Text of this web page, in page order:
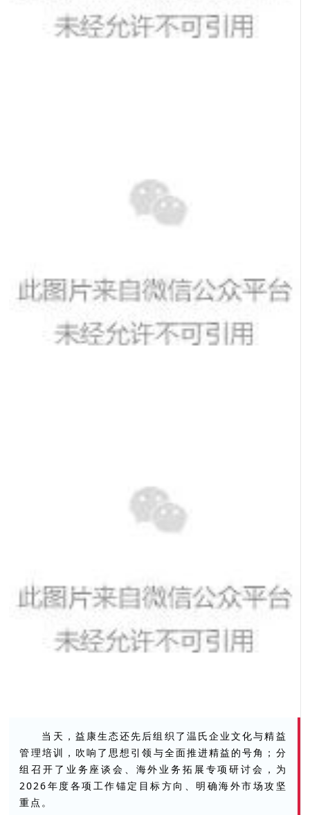
当天，益康生态还先后组织了温氏企业文化与精益
管理培训，吹响了思想引领与全面推进精益的号角；分
组召开了业务座谈会、海外业务拓展专项研讨会，为
2026年度各项工作锚定目标方向、明确海外市场攻坚
重点。